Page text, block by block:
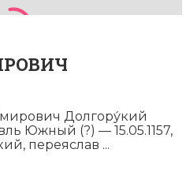
Долго­ру́кий
Южный (?) — 15.05.1157,
переяслав ...